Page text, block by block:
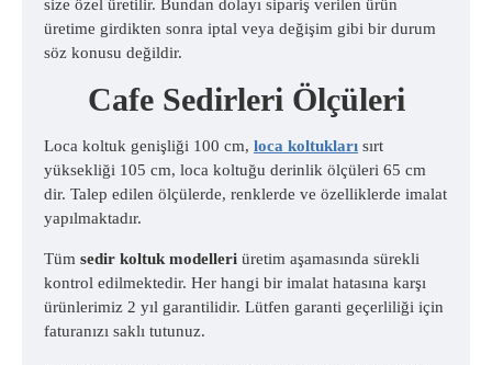
size özel üretilir. Bundan dolayı sipariş verilen ürün
üretime girdikten sonra iptal veya değişim gibi bir durum
söz konusu değildir.
Cafe Sedirleri Ölçüleri
Loca koltuk genişliği 100 cm, loca koltukları sırt
yüksekliği 105 cm, loca koltuğu derinlik ölçüleri 65 cm
dir. Talep edilen ölçülerde, renklerde ve özelliklerde imalat
yapılmaktadır.
Tüm sedir koltuk modelleri üretim aşamasında sürekli
kontrol edilmektedir. Her hangi bir imalat hatasına karşı
ürünlerimiz 2 yıl garantilidir. Lütfen garanti geçerliliği için
faturanızı saklı tutunuz.